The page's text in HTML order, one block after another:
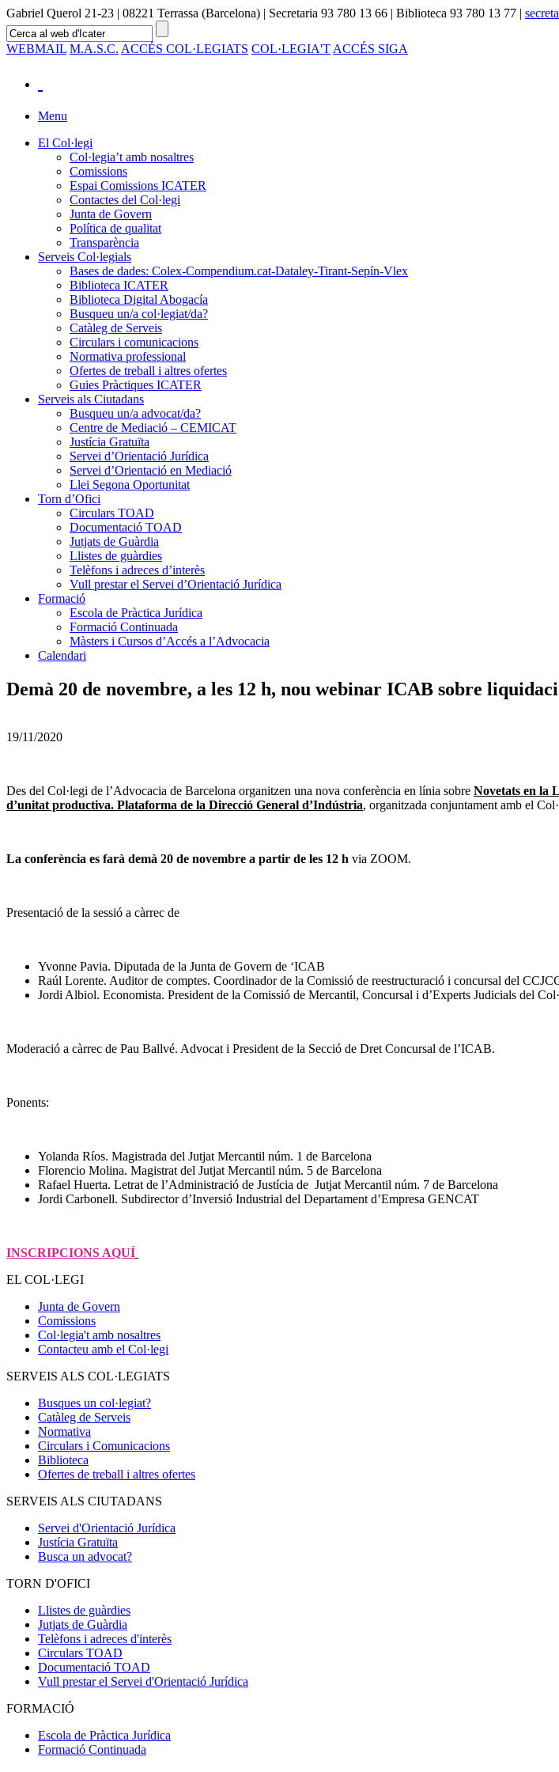
Gabriel Querol 21-23 | 08221 Terrassa (Barcelona) | Secretaria 93 780 13 66 | Biblioteca 93 780 13 77 |
WEBMAIL M.A.S.C. ACCÉS COL·LEGIATS COL·LEGIA'T ACCÉS SIGA
Menu
El Col·legi
Col·legia’t amb nosaltres
Comissions
Espai Comissions ICATER
Contactes del Col·legi
Junta de Govern
Política de qualitat
Transparència
Serveis Col·legials
Bases de dades: Colex-Compendium.cat-Dataley-Tirant-Sepín-Vlex
Biblioteca ICATER
Biblioteca Digital Abogacía
Busqueu un/a col·legiat/da?
Catàleg de Serveis
Circulars i comunicacions
Normativa professional
Ofertes de treball i altres ofertes
Guies Pràctiques ICATER
Serveis als Ciutadans
Busqueu un/a advocat/da?
Centre de Mediació – CEMICAT
Justícia Gratuïta
Servei d’Orientació Jurídica
Servei d’Orientació en Mediació
Llei Segona Oportunitat
Torn d’Ofici
Circulars TOAD
Documentació TOAD
Jutjats de Guàrdia
Llistes de guàrdies
Telèfons i adreces d’interès
Vull prestar el Servei d’Orientació Jurídica
Formació
Escola de Pràctica Jurídica
Formació Continuada
Màsters i Cursos d’Accés a l’Advocacia
Calendari
Demà 20 de novembre, a les 12 h, nou webinar ICAB sobre
19/11/2020
Des del Col·legi de l’Advocacia de Barcelona organitzen una nova conferència en línia sobre Novetats en la
d’unitat productiva. Plataforma de la Direcció General d’Indústria, organitzada conjuntament amb el
La conferència es farà demà 20 de novembre a partir de les 12 h via ZOOM.
Presentació de la sessió a càrrec de
Yvonne Pavia. Diputada de la Junta de Govern de ‘ICAB
Raúl Lorente. Auditor de comptes. Coordinador de la Comissió de reestructuració i concursal del
Jordi Albiol. Economista. President de la Comissió de Mercantil, Concursal i d’Experts Judicials del
Moderació a càrrec de Pau Ballvé. Advocat i President de la Secció de Dret Concursal de l’ICAB.
Ponents:
Yolanda Ríos. Magistrada del Jutjat Mercantil núm. 1 de Barcelona
Florencio Molina. Magistrat del Jutjat Mercantil núm. 5 de Barcelona
Rafael Huerta. Letrat de l’Administració de Justícia de Jutjat Mercantil núm. 7 de Barcelona
Jordi Carbonell. Subdirector d’Inversió Industrial del Departament d’Empresa GENCAT
INSCRIPCIONS AQUÍ
EL COL·LEGI
Junta de Govern
Comissions
Col·legia't amb nosaltres
Contacteu amb el Col·legi
SERVEIS ALS COL·LEGIATS
Busques un col·legiat?
Catàleg de Serveis
Normativa
Circulars i Comunicacions
Biblioteca
Ofertes de treball i altres ofertes
SERVEIS ALS CIUTADANS
Servei d'Orientació Jurídica
Justícia Gratuïta
Busca un advocat?
TORN D'OFICI
Llistes de guàrdies
Jutjats de Guàrdia
Telèfons i adreces d'interès
Circulars TOAD
Documentació TOAD
Vull prestar el Servei d'Orientació Jurídica
FORMACIÓ
Escola de Pràctica Jurídica
Formació Continuada